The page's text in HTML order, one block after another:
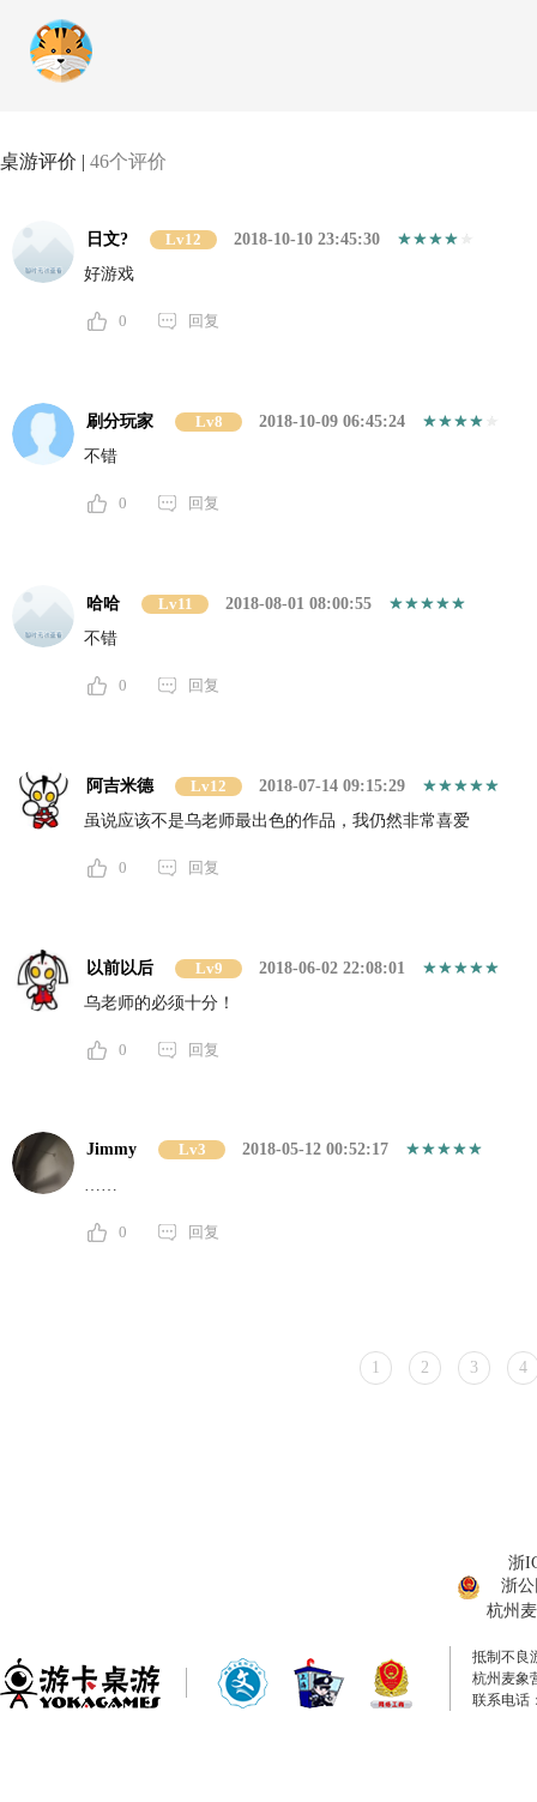
桌游评价 | 46个评价
日文? Lv12
2018-10-10 23:45:30
好游戏
0 回复
刷分玩家 Lv8
2018-10-09 06:45:24
不错
0 回复
哈哈 Lv11
2018-08-01 08:00:55
不错
0 回复
阿吉米德 Lv12
2018-07-14 09:15:29
虽说应该不是乌老师最出色的作品，我仍然非常喜爱
0 回复
以前以后 Lv9
2018-06-02 22:08:01
乌老师的必须十分！
0 回复
Jimmy Lv3
2018-05-12 00:52:17
0 回复
1 2 3 4
浙
浙公
杭州
抵制不良
杭州麦象
联系电话